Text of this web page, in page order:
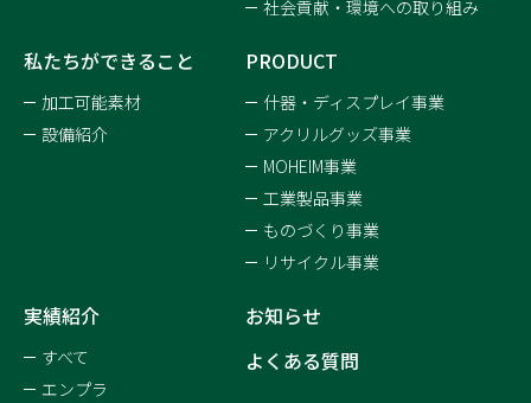
社会貢献・環境への取り組み
私たちができること
加工可能素材
設備紹介
PRODUCT
什器・ディスプレイ事業
アクリルグッズ事業
MOHEIM事業
工業製品事業
ものづくり事業
リサイクル事業
実績紹介
すべて
エンプラ
お知らせ
よくある質問